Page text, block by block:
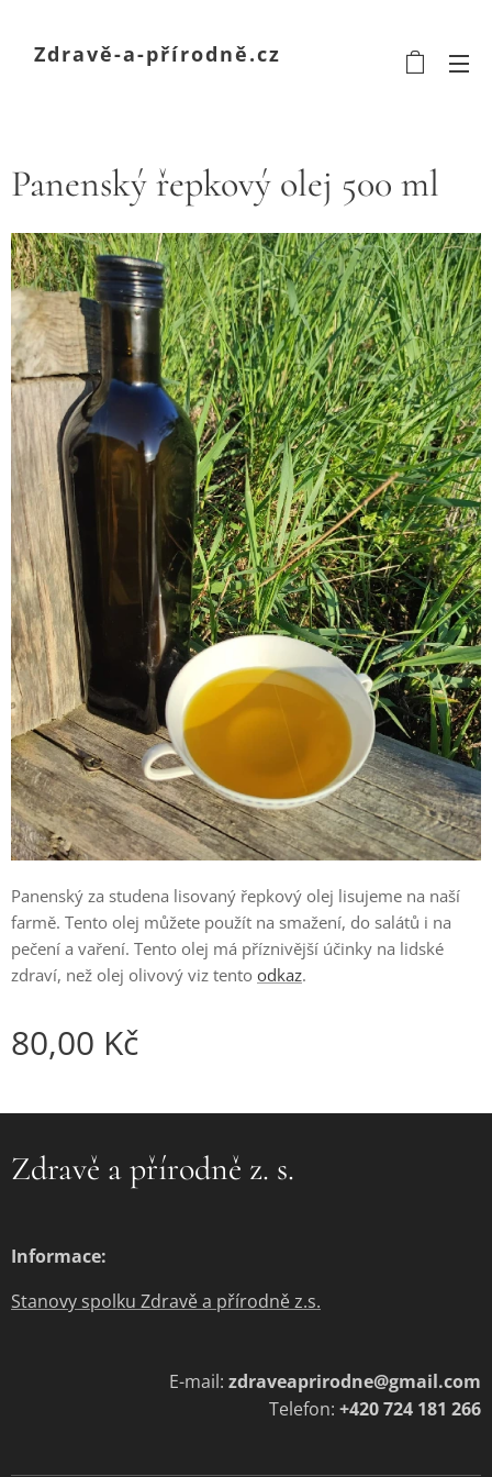
Zdravě-a-přírodně.cz
Panenský řepkový olej 500 ml
Panenský za studena lisovaný řepkový olej lisujeme na naší
farmě. Tento olej můžete použít na smažení, do salátů i na
pečení a vaření. Tento olej má příznivější účinky na lidské
zdraví, než olej olivový viz tento odkaz.
80,00 Kč
Zdravě a přírodně z. s.
Informace:
Stanovy spolku Zdravě a přírodně z.s.
E-mail: zdraveaprirodne@gmail.com
Telefon: +420 724 181 266